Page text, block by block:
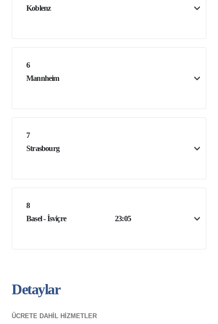
Koblenz
6
Mannheim
7
Strasbourg
8
Basel - İsviçre
23:05
Detaylar
ÜCRETE DAHİL HİZMETLER